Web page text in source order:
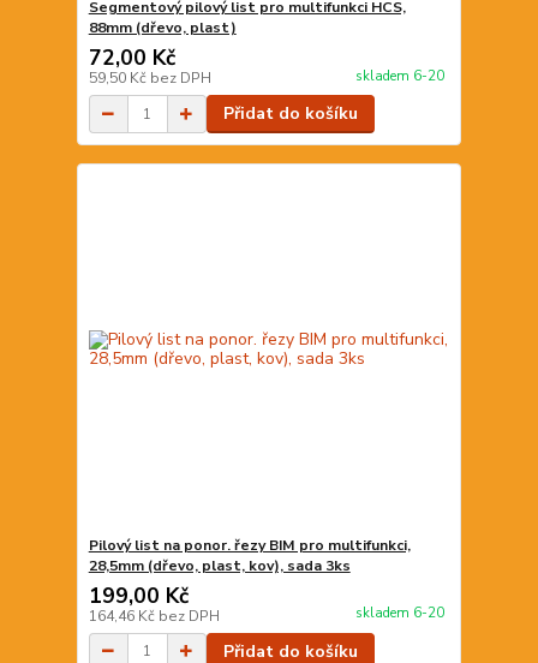
Segmentový pilový list pro multifunkci HCS,
88mm (dřevo, plast)
72,00 Kč
59,50 Kč bez DPH skladem 6-20
Přidat do košíku
Pilový list na ponor. řezy BIM pro multifunkci,
28,5mm (dřevo, plast, kov), sada 3ks
199,00 Kč
164,46 Kč bez DPH skladem 6-20
Přidat do košíku